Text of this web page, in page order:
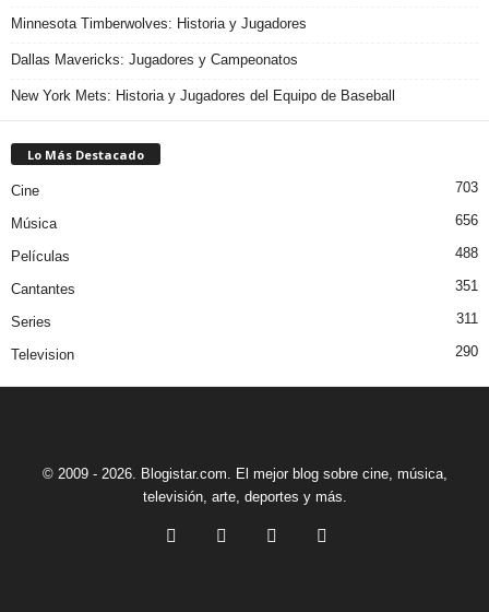
Minnesota Timberwolves: Historia y Jugadores
Dallas Mavericks: Jugadores y Campeonatos
New York Mets: Historia y Jugadores del Equipo de Baseball
Lo Más Destacado
Cine 703
Música 656
Películas 488
Cantantes 351
Series 311
Television 290
© 2009 - 2026. Blogistar.com. El mejor blog sobre cine, música,
televisión, arte, deportes y más.